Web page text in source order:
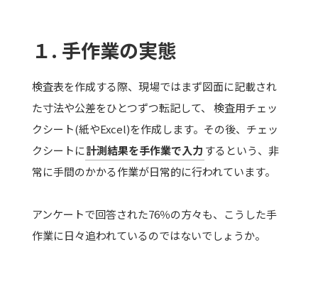
１. 手作業の実態
検査表を作成する際、現場ではまず図面に記載され
た寸法や公差をひとつずつ転記して、 検査用チェッ
クシート(紙やExcel)を作成します。その後、チェッ
クシートに計測結果を手作業で入力 するという、非
常に手間のかかる作業が日常的に行われています。
アンケートで回答された76％の方々も、こうした手
作業に日々追われているのではないでしょうか。